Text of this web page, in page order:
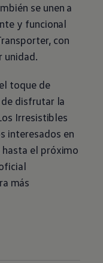
se unen a
y funcional
con
unidad.
toque de
disfrutar la
Irresistibles
interesados en
hasta el próximo
más